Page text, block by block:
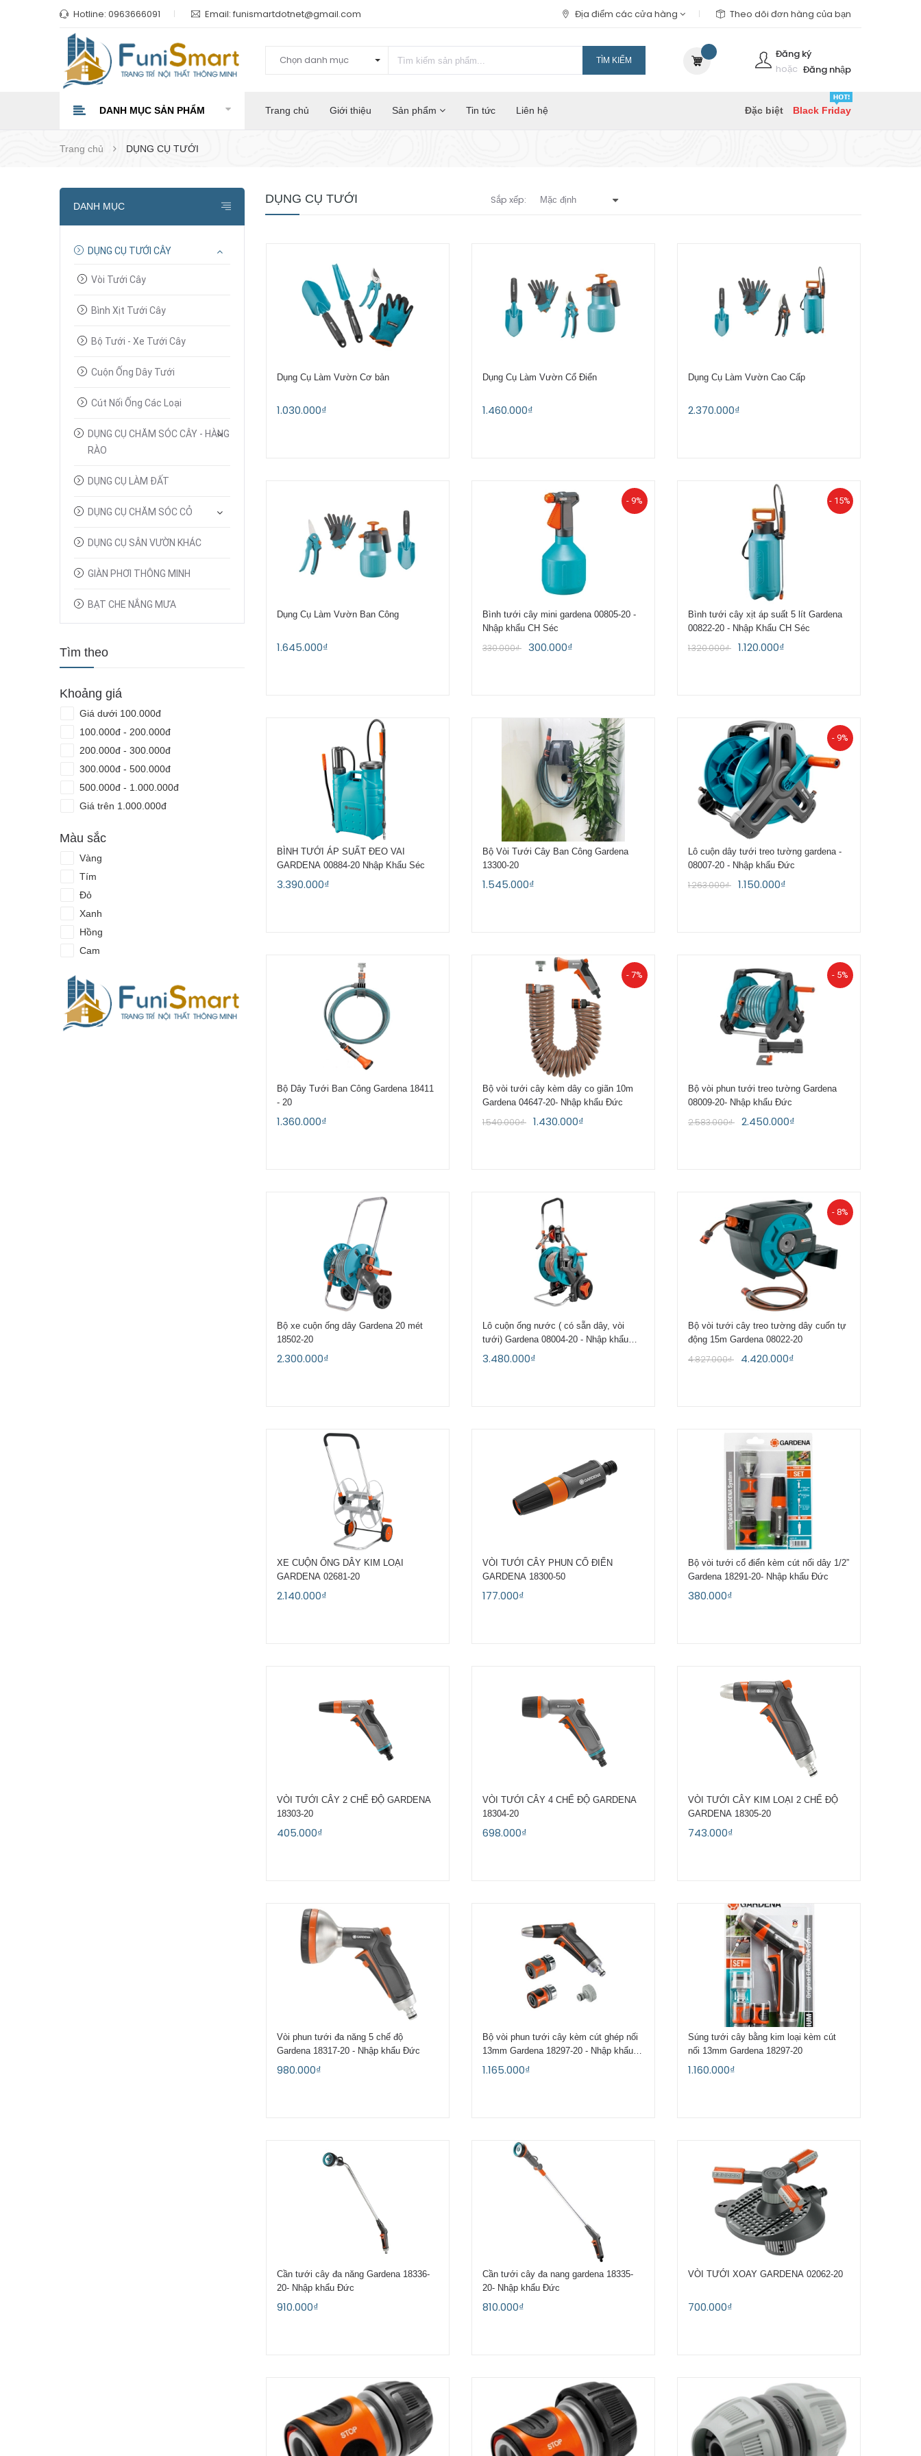
Hotline: 0963666091 Email: funismartdotnet@gmail.com Địa điểm các cửa hàng Theo dõi đơn hàng của bạn
Chọn danh mục TÌM KIẾM
Đăng ký
hoặc Đăng nhập
DANH MỤC SẢN PHẨM Trang chủ Giới thiệu Sản phẩm Tin tức Liên hệ Đặc biệt Black Friday
Trang chủ DỤNG CỤ TƯỚI
DỤNG CỤ TƯỚI Sắp xếp:
Dụng Cụ Làm Vườn Cơ bản
1.030.000₫
Dụng Cụ Làm Vườn Cổ Điển
1.460.000₫
Dụng Cụ Làm Vườn Cao Cấp
2.370.000₫
Dụng Cụ Làm Vườn Ban Công
1.645.000₫
- 9%
Bình tưới cây mini gardena 00805-20 -
Nhập khẩu CH Séc
330.000₫ 300.000₫
- 15%
Bình tưới cây xịt áp suất 5 lít Gardena
00822-20 - Nhập Khẩu CH Séc
1.320.000₫ 1.120.000₫
BÌNH TƯỚI ÁP SUẤT ĐEO VAI
GARDENA 00884-20 Nhập Khẩu Séc
3.390.000₫
Bộ Vòi Tưới Cây Ban Công Gardena
13300-20
1.545.000₫
- 9%
Lô cuộn dây tưới treo tường gardena -
08007-20 - Nhập khẩu Đức
1.263.000₫ 1.150.000₫
Bộ Dây Tưới Ban Công Gardena 18411
- 20
1.360.000₫
- 7%
Bộ vòi tưới cây kèm dây co giãn 10m
Gardena 04647-20- Nhập khẩu Đức
1.540.000₫ 1.430.000₫
- 5%
Bộ vòi phun tưới treo tường Gardena
08009-20- Nhập khẩu Đức
2.583.000₫ 2.450.000₫
Bộ xe cuộn ống dây Gardena 20 mét
18502-20
2.300.000₫
Lô cuộn ống nước ( có sẵn dây, vòi
tưới) Gardena 08004-20 - Nhập khẩu
Đức
3.480.000₫
- 8%
Bộ vòi tưới cây treo tường dây cuốn tự
động 15m Gardena 08022-20
4.827.000₫ 4.420.000₫
XE CUỘN ỐNG DÂY KIM LOẠI
GARDENA 02681-20
2.140.000₫
VÒI TƯỚI CÂY PHUN CỔ ĐIỂN
GARDENA 18300-50
177.000₫
Bộ vòi tưới cổ điển kèm cút nối dây 1/2”
Gardena 18291-20- Nhập khẩu Đức
380.000₫
VÒI TƯỚI CÂY 2 CHẾ ĐỘ GARDENA
18303-20
405.000₫
VÒI TƯỚI CÂY 4 CHẾ ĐỘ GARDENA
18304-20
698.000₫
VÒI TƯỚI CÂY KIM LOẠI 2 CHẾ ĐỘ
GARDENA 18305-20
743.000₫
Vòi phun tưới đa năng 5 chế độ
Gardena 18317-20 - Nhập khẩu Đức
980.000₫
Bộ vòi phun tưới cây kèm cút ghép nối
13mm Gardena 18297-20 - Nhập khẩu
Đức
1.165.000₫
Súng tưới cây bằng kim loại kèm cút
nối 13mm Gardena 18297-20
1.160.000₫
Cần tưới cây đa năng Gardena 18336-
20- Nhập khẩu Đức
910.000₫
Cần tưới cây đa nang gardena 18335-
20- Nhập khẩu Đức
810.000₫
VÒI TƯỚI XOAY GARDENA 02062-20
700.000₫
DANH MỤC
DỤNG CỤ TƯỚI CÂY
Vòi Tưới Cây
Bình Xịt Tưới Cây
Bộ Tưới - Xe Tưới Cây
Cuộn Ống Dây Tưới
Cút Nối Ống Các Loại
DỤNG CỤ CHĂM SÓC CÂY - HÀNG
RÀO
DỤNG CỤ LÀM ĐẤT
DỤNG CỤ CHĂM SÓC CỎ
DỤNG CỤ SÂN VƯỜN KHÁC
GIÀN PHƠI THÔNG MINH
BẠT CHE NẮNG MƯA
Tìm theo
Khoảng giá
Giá dưới 100.000đ
100.000đ - 200.000đ
200.000đ - 300.000đ
300.000đ - 500.000đ
500.000đ - 1.000.000đ
Giá trên 1.000.000đ
Màu sắc
Vàng
Tím
Đỏ
Xanh
Hồng
Cam